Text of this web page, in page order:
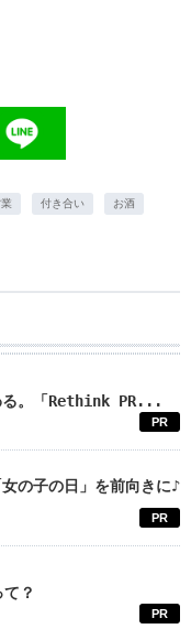
付き合い お酒
る。「Rethink PR...
PR
の子の日」を前向きに♪
PR
？
PR